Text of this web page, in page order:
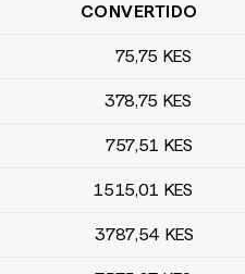
a chelines kenianos
CONVERTIDO
75,75 KES
378,75 KES
757,51 KES
1515,01 KES
3787,54 KES